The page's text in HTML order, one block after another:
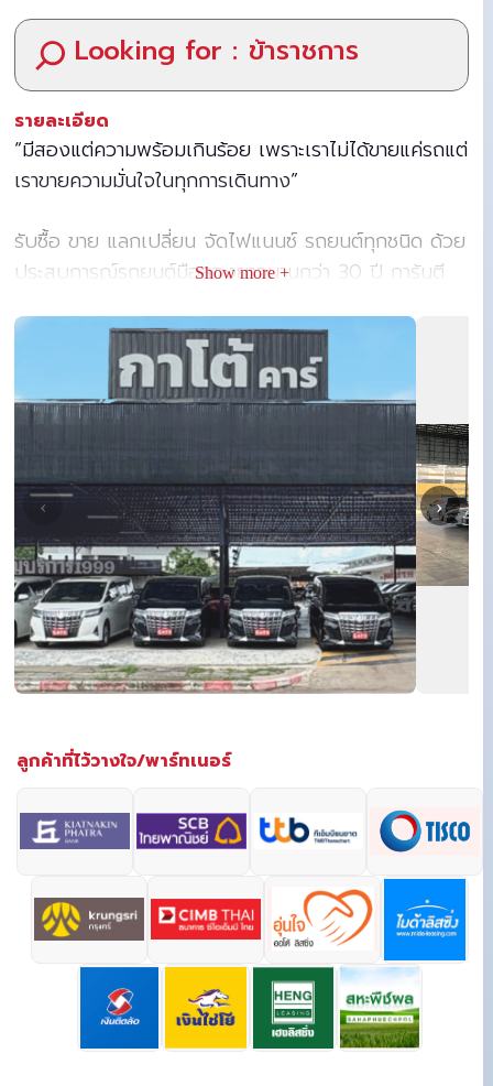
Looking for : ข้าราชการ
รายละเอียด
“มีสองแต่ความพร้อมเกินร้อย เพราะเราไม่ได้ขายแค่รถแต่
เราขายความมั่นใจในทุกการเดินทาง”
รับซื้อ ขาย แลกเปลี่ยน จัดไฟแนนซ์ รถยนต์ทุกชนิด ด้วย
ประสบการณ์รถยนต์มือสองยาวนานกว่า 30 ปี การันตี
Show more +
‹ ›
ลูกค้าที่ไว้วางใจ/พาร์ทเนอร์